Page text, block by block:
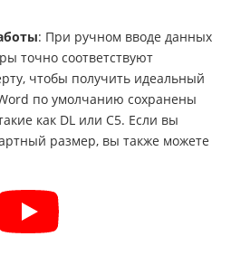
: При ручном вводе данных
точно соответствуют
чтобы получить идеальный
по умолчанию сохранены
как DL или C5. Если вы
размер, вы также можете